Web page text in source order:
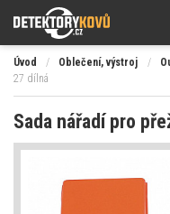
Úvod / Oblečení, výstroj /
27 dílná
Sada nářadí pro